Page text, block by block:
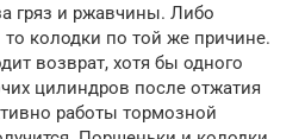
гряз и ржавчины. Либо
колодки по той же причине.
возврат, хотя бы одного
цилиндров после отжатия
работы тормозной